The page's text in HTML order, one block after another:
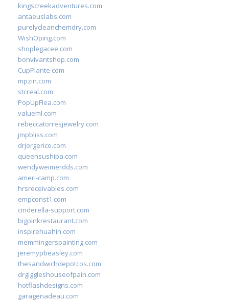
kingscreekadventures.com
antaeuslabs.com
purelycleanchemdry.com
WishOping.com
shoplegacee.com
bonvivantshop.com
CupPlante.com
mpzin.com
stcreal.com
PopUpFlea.com
valueml.com
rebeccatorresjewelry.com
jmpbliss.com
drjorgerico.com
queensushipa.com
wendyweimerdds.com
ameri-camp.com
hrsreceivables.com
empconst1.com
cinderella-support.com
bigpinkrestaurant.com
inspirehuahin.com
memmingerspainting.com
jeremypbeasley.com
thesandwichdepotcos.com
drgiggleshouseofpain.com
hotflashdesigns.com
garagenadeau.com